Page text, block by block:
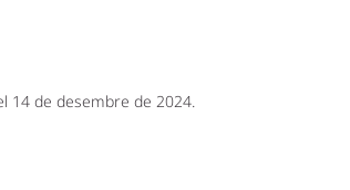
14 de desembre de 2024.